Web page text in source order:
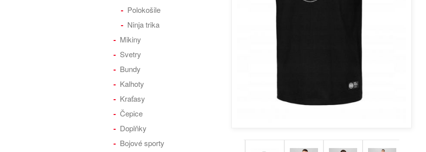
Polokošile
Ninja trika
Mikiny
Svetry
Bundy
Kalhoty
Kraťasy
Čepice
Doplňky
Bojové sporty